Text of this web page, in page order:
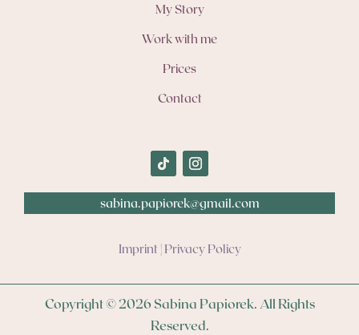
My Story
Work with me
Prices
Contact
sabina.papiorek@gmail.com
Imprint | Privacy Policy
Copyright © 2026 Sabina Papiorek. All Rights
Reserved.